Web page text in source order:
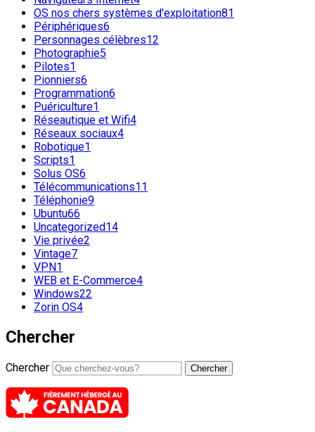
OS nos chers systèmes d'exploitation81
Périphériques6
Personnages célèbres12
Photographie5
Pilotes1
Pionniers6
Programmation6
Puériculture1
Réseautique et Wifi4
Réseaux sociaux4
Robotique1
Scripts1
Solus OS6
Télécommunications11
Téléphonie9
Ubuntu66
Uncategorized14
Vie privée2
Vintage7
VPN1
WEB et E-Commerce4
Windows22
Zorin OS4
Chercher
Chercher